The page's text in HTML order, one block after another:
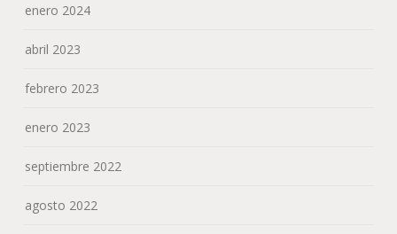
enero 2024
abril 2023
febrero 2023
enero 2023
septiembre 2022
agosto 2022